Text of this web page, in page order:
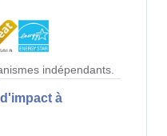
indépendants.
à